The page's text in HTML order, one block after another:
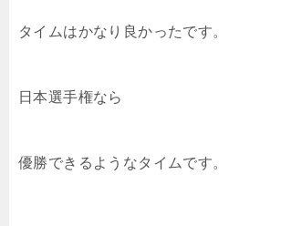
タイムはかなり良かったです。
日本選手権なら
優勝できるようなタイムです。